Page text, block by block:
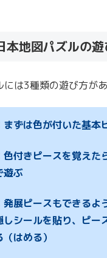
本地図パズルの
は3種類の遊び方があ
まずは色が付いた基本
色付きピースを覚えた
遊ぶ
発展ピースもできるよ
しシールを貼り、ピー
はめる）